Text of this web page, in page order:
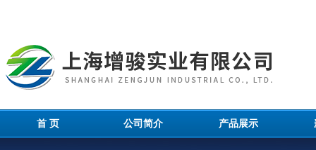
首 页 公司简介 产品展示